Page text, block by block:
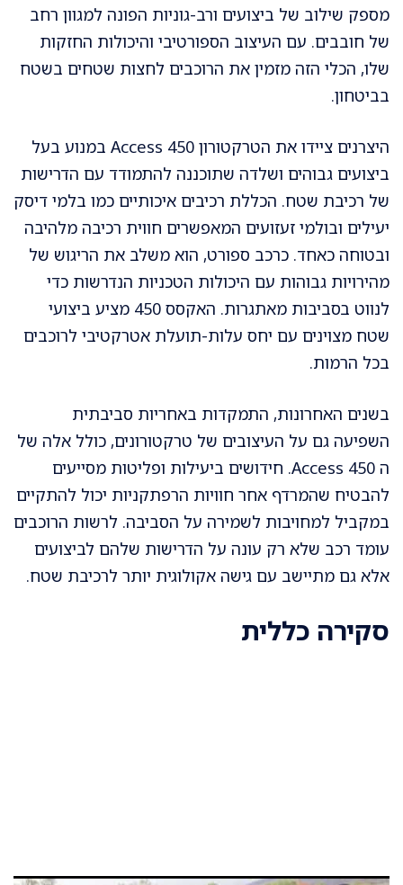
מספק שילוב של ביצועים ורב-גוניות הפונה למגוון רחב
של חובבים. עם העיצוב הספורטיבי והיכולות החזקות
שלו, הכלי הזה מזמין את הרוכבים לחצות שטחים בשטח
בביטחון.
היצרנים ציידו את הטרקטורון Access 450 במנוע בעל
ביצועים גבוהים ושלדה שתוכננה להתמודד עם הדרישות
של רכיבת שטח. הכללת רכיבים איכותיים כמו בלמי דיסק
יעילים ובולמי זעזועים המאפשרים חווית רכיבה מלהיבה
ובטוחה כאחד. כרכב ספורט, הוא משלב את הריגוש של
מהירויות גבוהות עם היכולות הטכניות הנדרשות כדי
לנווט בסביבות מאתגרות. האקסס 450 מציע ביצועי
שטח מצוינים עם יחס עלות-תועלת אטרקטיבי לרוכבים
בכל הרמות.
בשנים האחרונות, התמקדות באחריות סביבתית
השפיעה גם על העיצובים של טרקטורונים, כולל אלה של
ה Access 450. חידושים ביעילות ופליטות מסייעים
להבטיח שהמרדף אחר חוויות הרפתקניות יכול להתקיים
במקביל למחויבות לשמירה על הסביבה. לרשות הרוכבים
עומד רכב שלא רק עונה על הדרישות שלהם לביצועים
אלא גם מתיישב עם גישה אקולוגית יותר לרכיבת שטח.
סקירה כללית